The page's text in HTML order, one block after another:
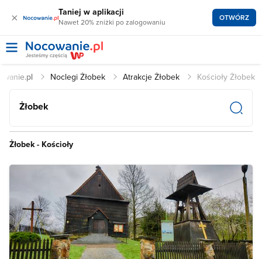
× Taniej w aplikacji
Nawet 20% zniżki po zalogowaniu OTWÓRZ
Noclegi Żłobek Atrakcje Żłobek Kościoły Żłobek
Żłobek
Żłobek - Kościoły